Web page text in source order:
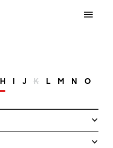
H I J K L M N O